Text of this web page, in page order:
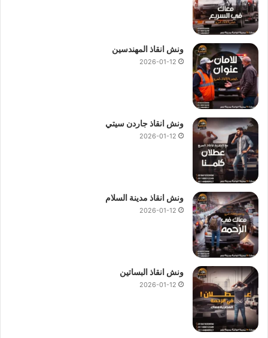
ونش انقاذ المهندسين
2026-01-12
ونش انقاذ جاردن سيتي
2026-01-12
ونش انقاذ مدينة السلام
2026-01-12
ونش انقاذ البساتين
2026-01-12